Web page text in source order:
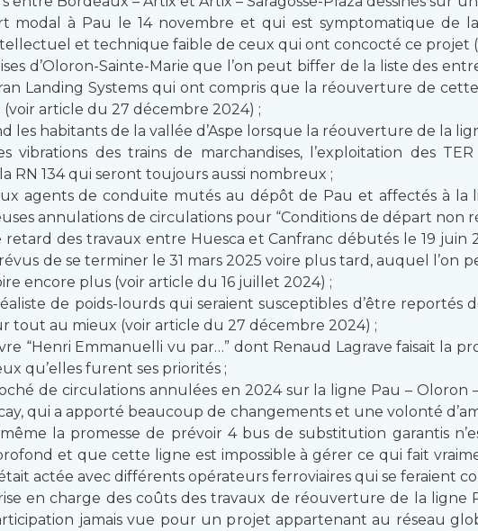
modal à Pau le 14 novembre et qui est symptomatique de
et technique faible de ceux qui ont concocté ce projet
d’Oloron-Sainte-Marie que l’on peut biffer de la liste des
Landing Systems qui ont compris que la réouverture de
article du 27 décembre 2024) ;
les habitants de la vallée d’Aspe lorsque la réouverture de la
vibrations des trains de marchandises, l’exploitation des
RN 134 qui seront toujours aussi nombreux ;
agents de conduite mutés au dépôt de Pau et affectés à la
annulations de circulations pour “Conditions de départ non
des travaux entre Huesca et Canfranc débutés le 19 juin
de se terminer le 31 mars 2025 voire plus tard, auquel l’on
encore plus (voir article du 16 juillet 2024) ;
de poids-lourds qui seraient susceptibles d’être reportés
tout au mieux (voir article du 27 décembre 2024) ;
“Henri Emmanuelli vu par…” dont Renaud Lagrave faisait la
qu’elles furent ses priorités ;
de circulations annulées en 2024 sur la ligne Pau – Oloron
qui a apporté beaucoup de changements et une volonté
la promesse de prévoir 4 bus de substitution garantis
et que cette ligne est impossible à gérer ce qui fait
actée avec différents opérateurs ferroviaires qui se feraient
en charge des coûts des travaux de réouverture de la ligne
jamais vue pour un projet appartenant au réseau